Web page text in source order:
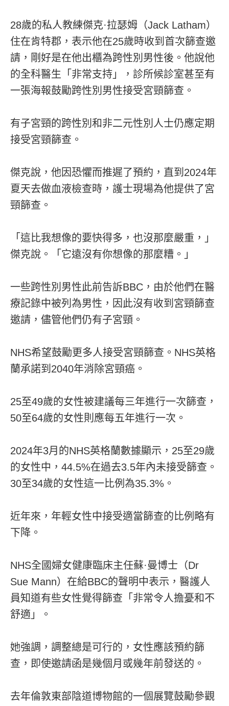
28歲的私人教練傑克·拉瑟姆（Jack Latham）
住在肯特郡，表示他在25歲時收到首次篩查邀
請，剛好是在他出櫃為跨性別男性後。他說他
的全科醫生「非常支持」，診所候診室甚至有
一張海報鼓勵跨性別男性接受宮頸篩查。
有子宮頸的跨性別和非二元性別人士仍應定期
接受宮頸篩查。
傑克說，他因恐懼而推遲了預約，直到2024年
夏天去做血液檢查時，護士現場為他提供了宮
頸篩查。
「這比我想像的要快得多，也沒那麼嚴重，」
傑克說。「它遠沒有你想像的那麼糟。」
一些跨性別男性此前告訴BBC，由於他們在醫
療記錄中被列為男性，因此沒有收到宮頸篩查
邀請，儘管他們仍有子宮頸。
NHS希望鼓勵更多人接受宮頸篩查。NHS英格
蘭承諾到2040年消除宮頸癌。
25至49歲的女性被建議每三年進行一次篩查，
50至64歲的女性則應每五年進行一次。
2024年3月的NHS英格蘭數據顯示，25至29歲
的女性中，44.5%在過去3.5年內未接受篩查。
30至34歲的女性這一比例為35.3%。
近年來，年輕女性中接受適當篩查的比例略有
下降。
NHS全國婦女健康臨床主任蘇·曼博士（Dr
Sue Mann）在給BBC的聲明中表示，醫護人
員知道有些女性覺得篩查「非常令人擔憂和不
舒適」。
她強調，調整總是可行的，女性應該預約篩
查，即使邀請函是幾個月或幾年前發送的。
去年倫敦東部陰道博物館的一個展覽鼓勵參觀